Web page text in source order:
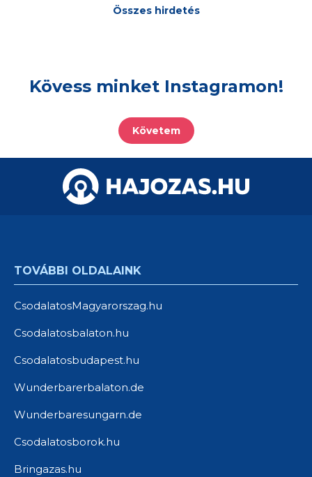
Összes hirdetés
Kövess minket Instagramon!
Követem
TOVÁBBI OLDALAINK
CsodalatosMagyarorszag.hu
Csodalatosbalaton.hu
Csodalatosbudapest.hu
Wunderbarerbalaton.de
Wunderbaresungarn.de
Csodalatosborok.hu
Bringazas.hu